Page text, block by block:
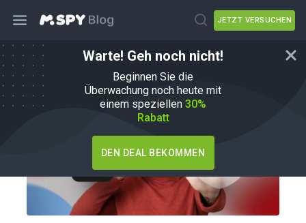
JETZT VERSUCHEN
Warte! Geh noch nicht!
Beginnen Sie die
Überwachung noch heute mit
einem speziellen 30%
Rabatt
DEN DEAL BEKOMMEN
Wie man